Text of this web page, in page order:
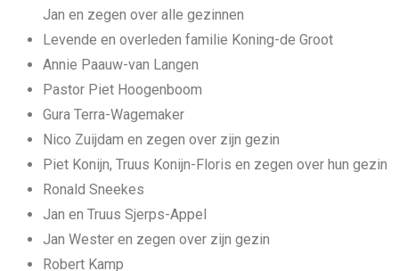
Jan en zegen over alle gezinnen
Levende en overleden familie Koning-de Groot
Annie Paauw-van Langen
Pastor Piet Hoogenboom
Gura Terra-Wagemaker
Nico Zuijdam en zegen over zijn gezin
Piet Konijn, Truus Konijn-Floris en zegen over hun gezin
Ronald Sneekes
Jan en Truus Sjerps-Appel
Jan Wester en zegen over zijn gezin
Robert Kamp